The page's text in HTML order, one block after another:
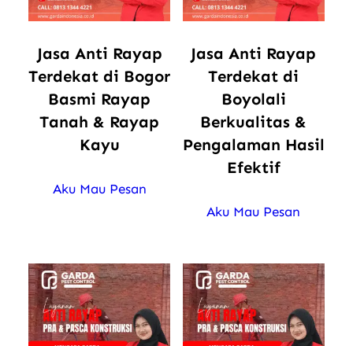
Jasa Anti Rayap
Terdekat di Bogor
Basmi Rayap
Tanah & Rayap
Kayu
Aku Mau Pesan
Jasa Anti Rayap
Terdekat di
Boyolali
Berkualitas &
Pengalaman Hasil
Efektif
Aku Mau Pesan